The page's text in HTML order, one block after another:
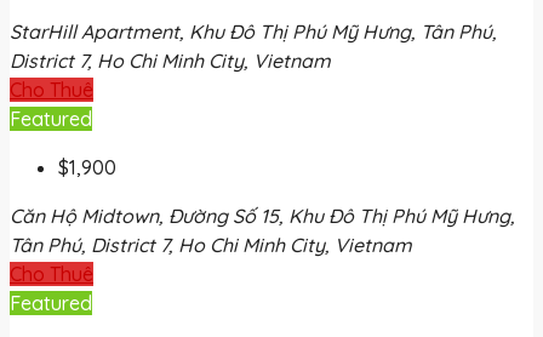
StarHill Apartment, Khu Đô Thị Phú Mỹ Hưng, Tân Phú,
District 7, Ho Chi Minh City, Vietnam
Cho Thuê
Featured
$1,900
Căn Hộ Midtown, Đường Số 15, Khu Đô Thị Phú Mỹ Hưng,
Tân Phú, District 7, Ho Chi Minh City, Vietnam
Cho Thuê
Featured